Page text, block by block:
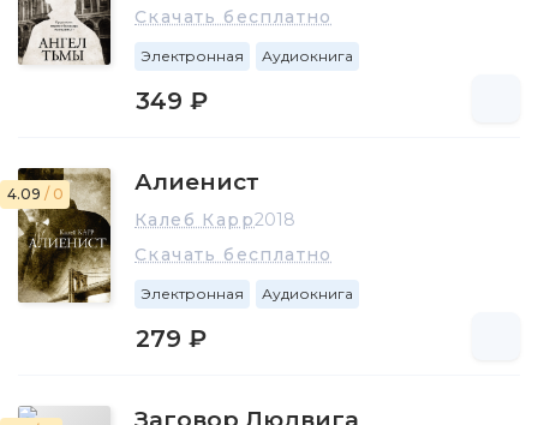
Скачать бесплатно
Электронная Аудиокнига
349 ₽
4.09 / 0 Алиенист
Калеб Карр2018
Скачать бесплатно
Электронная Аудиокнига
279 ₽